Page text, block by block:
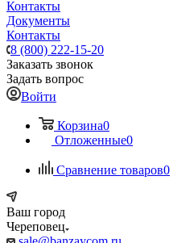
Контакты
Документы
Контакты
8 (800) 222-15-20
Заказать звонок
Задать вопрос
Войти
Корзина0
Отложенные0
Сравнение товаров0
Ваш город
Череповец